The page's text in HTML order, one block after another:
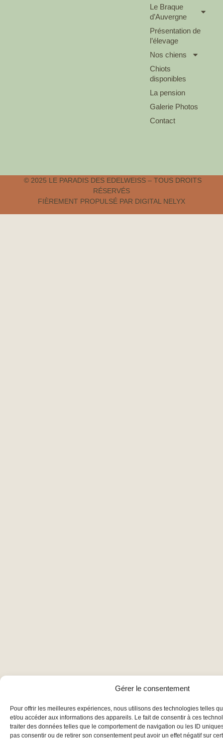
Gérer le consentement
Pour offrir les meilleures expériences, nous utilisons des technologies telles
et/ou accéder aux informations des appareils. Le fait de consentir à ces
traiter des données telles que le comportement de navigation ou les ID
pas consentir ou de retirer son consentement peut avoir un effet négatif sur
Le Braque
d’Auvergne
Présentation de
l’élevage
Nos chiens
Chiots
disponibles
La pension
Galerie Photos
Contact
© 2025 LE PARADIS DES EDELWEISS – TOUS DROITS
RÉSERVÉS
FIÈREMENT PROPULSÉ PAR DIGITAL NELYX